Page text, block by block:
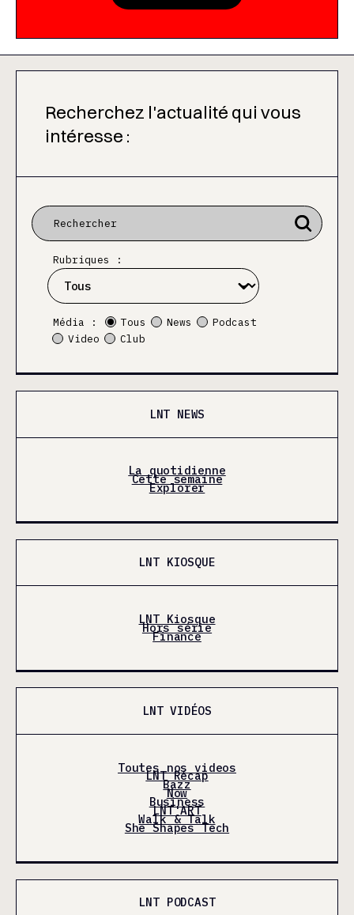
Recherchez l'actualité qui vous
intéresse :
Rubriques :
Média : Tous News
Podcast
Video
Club
LNT NEWS
La quotidienne
Cette semaine
Explorer
LNT KIOSQUE
LNT Kiosque
Hors série
Finance
LNT VIDÉOS
Toutes nos videos
LNT Récap
Bazz
Now
Business
LNT'ART
Walk & Talk
She Shapes Tech
LNT PODCAST